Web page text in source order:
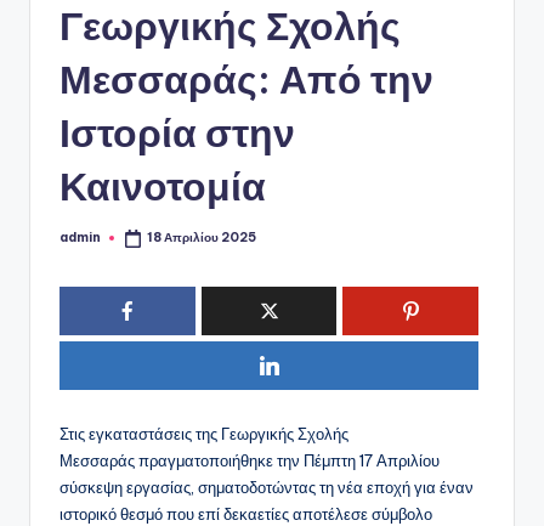
Γεωργικής Σχολής
Μεσσαράς: Από την
Ιστορία στην
Καινοτομία
Συγγραφέας:
admin 18 Απριλίου 2025
Στις εγκαταστάσεις της Γεωργικής Σχολής
Μεσσαράς πραγματοποιήθηκε την Πέμπτη 17 Απριλίου
σύσκεψη εργασίας, σηματοδοτώντας τη νέα εποχή για έναν
ιστορικό θεσμό που επί δεκαετίες αποτέλεσε σύμβολο